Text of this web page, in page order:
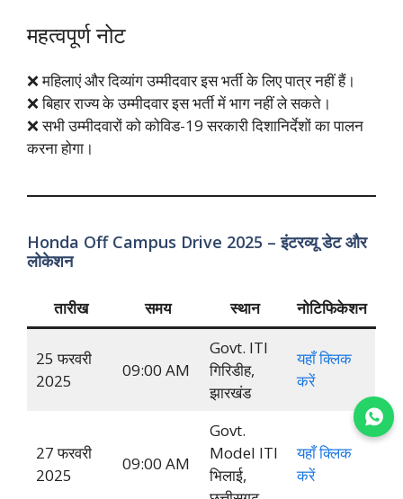
महत्वपूर्ण नोट
❌ महिलाएं और दिव्यांग उम्मीदवार इस भर्ती के लिए पात्र नहीं हैं।
❌ बिहार राज्य के उम्मीदवार इस भर्ती में भाग नहीं ले सकते।
❌ सभी उम्मीदवारों को कोविड-19 सरकारी दिशानिर्देशों का पालन
करना होगा।
Honda Off Campus Drive 2025 – इंटरव्यू डेट और
लोकेशन
तारीख समय स्थान नोटिफिकेशन
25 फरवरी
2025
09:00 AM
Govt. ITI
गिरिडीह,
झारखंड
यहाँ क्लिक
करें
27 फरवरी
2025
09:00 AM
Govt.
Model ITI
भिलाई,
यहाँ क्लिक
करें